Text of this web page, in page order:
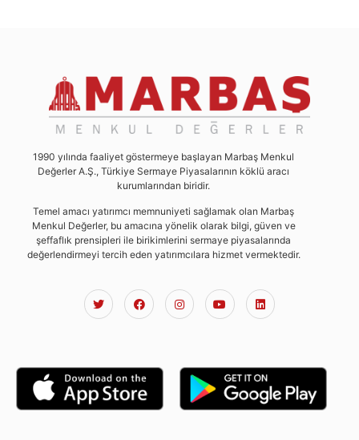
1990 yılında faaliyet göstermeye başlayan Marbaş Menkul
Değerler A.Ş., Türkiye Sermaye Piyasalarının köklü aracı
kurumlarından biridir.
Temel amacı yatırımcı memnuniyeti sağlamak olan Marbaş
Menkul Değerler, bu amacına yönelik olarak bilgi, güven ve
şeffaflık prensipleri ile birikimlerini sermaye piyasalarında
değerlendirmeyi tercih eden yatırımcılara hizmet vermektedir.